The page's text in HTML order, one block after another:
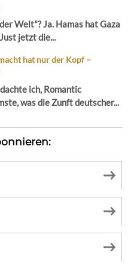
Welt"? Ja. Hamas hat Gaza
jetzt die...
hat nur der Kopf –
ich, Romantic
was die Zunft deutscher...